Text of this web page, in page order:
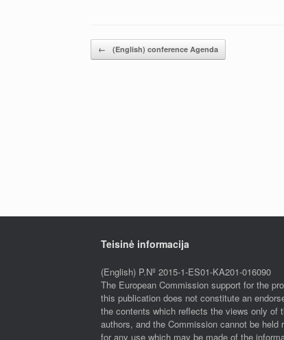
Post navigation
← (English) conference Agenda
Teisinė informacija
(English) P.Nº 2015-1-ES01-KA201-016090
The European Commission support for the
this publication does not constitute an
the contents which reflects the views only of
authors, and the Commission cannot be held
for any use which may be made of the